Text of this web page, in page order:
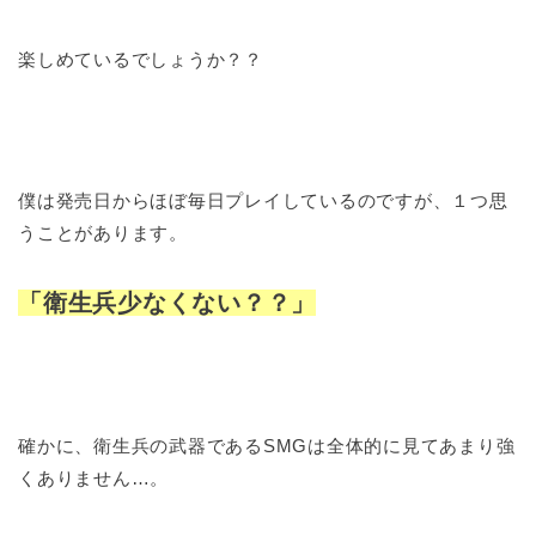
楽しめているでしょうか？？
僕は発売日からほぼ毎日プレイしているのですが、１つ思
うことがあります。
「衛生兵少なくない？？」
確かに、衛生兵の武器であるSMGは全体的に見てあまり強
くありません…。